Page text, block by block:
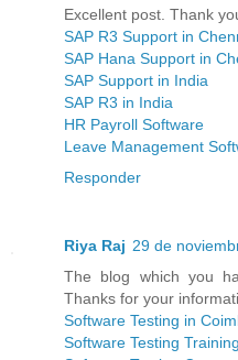
Excellent post. Thank
SAP R3 Support in
SAP Hana Support in
SAP Support in India
SAP R3 in India
HR Payroll Software
Leave Management
Responder
Riya Raj 29 de
The blog which you
Thanks for your
Software Testing in
Software Testing